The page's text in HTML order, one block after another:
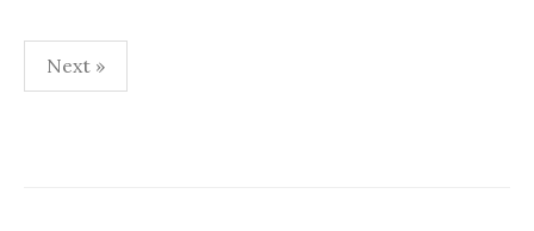
Stránkování
příspěvků
Next »